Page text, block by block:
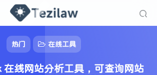
热门 在线工具
线网站分析工具，可查询网站